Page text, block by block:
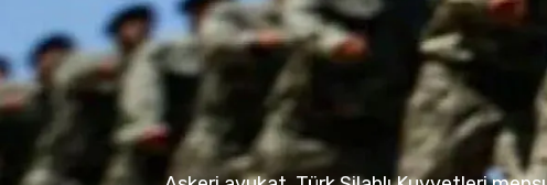
çavuş ve